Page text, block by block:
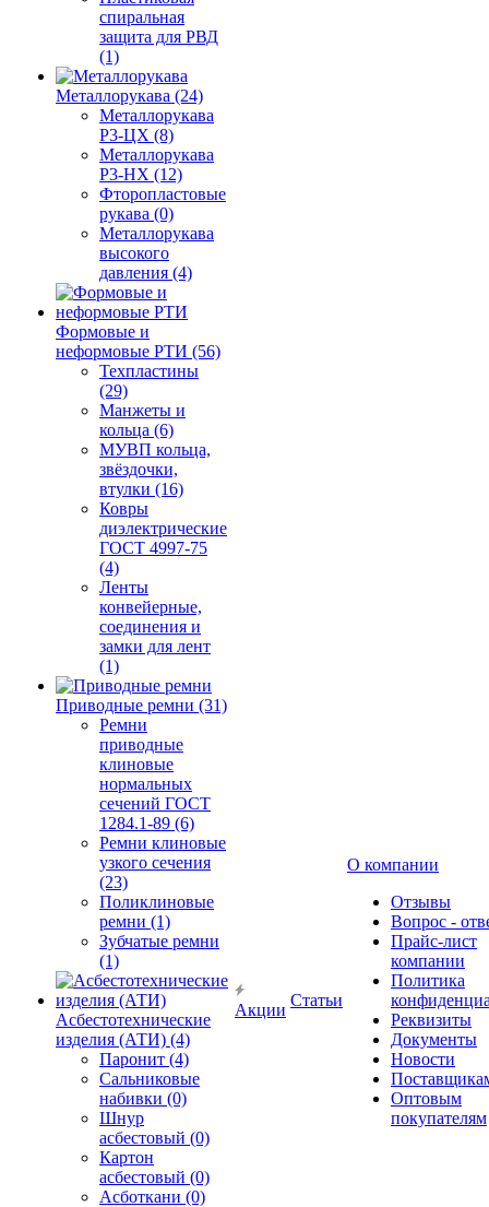
спиральная
защита для РВД
(1)
Металлорукава (24)
Металлорукава
Р3-ЦХ (8)
Металлорукава
Р3-НХ (12)
Фторопластовые
рукава (0)
Металлорукава
высокого
давления (4)
Формовые и
неформовые РТИ (56)
Техпластины
(29)
Манжеты и
кольца (6)
МУВП кольца,
звёздочки,
втулки (16)
Ковры
диэлектрические
ГОСТ 4997-75
(4)
Ленты
конвейерные,
соединения и
замки для лент
(1)
Приводные ремни (31)
Ремни
приводные
клиновые
нормальных
сечений ГОСТ
1284.1-89 (6)
Ремни клиновые
узкого сечения
(23)
Поликлиновые
ремни (1)
Зубчатые ремни
(1)
Асбестотехнические
изделия (АТИ) (4)
Паронит (4)
Сальниковые
набивки (0)
Шнур
асбестовый (0)
Картон
асбестовый (0)
Асботкани (0)
Акции
Статьи
О компании
Отзывы
Вопрос -
Прайс-лист
компании
Политика
Реквизиты
Документы
Новости
Оптовым
покупателям